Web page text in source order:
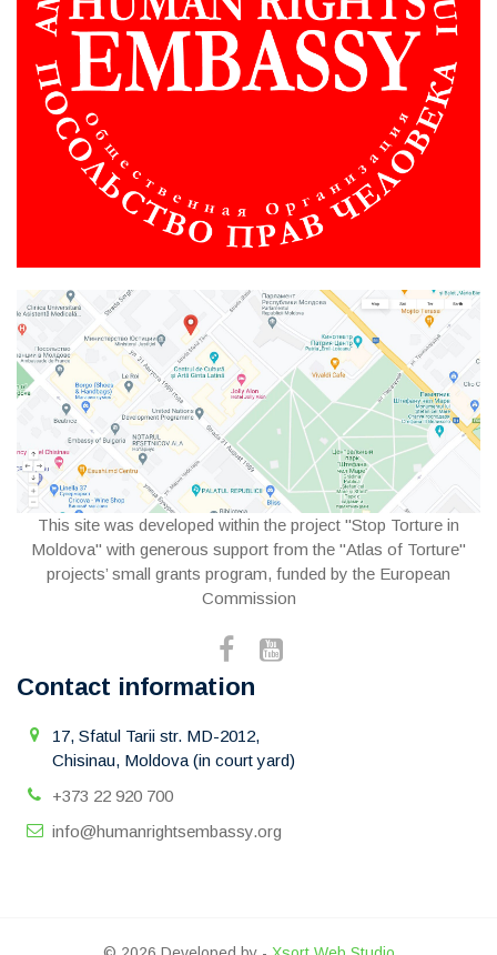
This site was developed within the project "Stop Torture in
Moldova" with generous support from the "Atlas of Torture"
projects’ small grants program, funded by the European
Commission
Contact information
17, Sfatul Tarii str. MD-2012,
Chisinau, Moldova (in court yard)
+373 22 920 700
info@humanrightsembassy.org